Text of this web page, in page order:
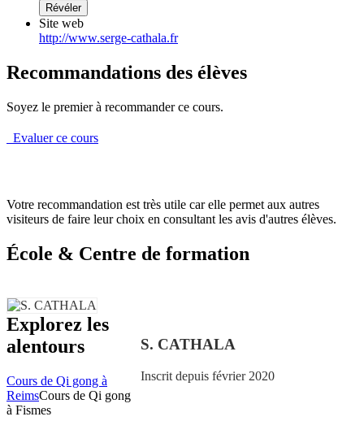
Révéler
Site web
http://www.serge-cathala.fr
Recommandations des élèves
Soyez le premier à recommander ce cours.
Evaluer ce cours
Votre recommandation est très utile car elle permet aux autres
visiteurs de faire leur choix en consultant les avis d'autres élèves.
École & Centre de formation
S. CATHALA
Inscrit depuis février 2020
Explorez les
alentours
Cours de Qi gong à
ReimsCours de Qi gong
à Fismes